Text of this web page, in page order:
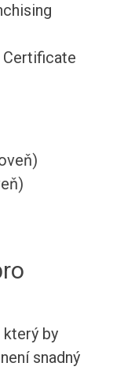
Certificate
by
snadný